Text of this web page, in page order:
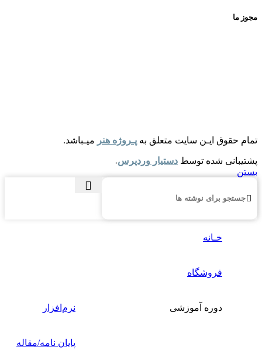
مجوز ما
تمام حقوق ایـن سایت متعلق به پـروژه هنر میـباشد.
پشتیبانی شده توسط دستیار وردپرس.
بستن
خـانه
فروشگاه
دوره آموزشی نرم‌افزار
پایان نامه/مقاله